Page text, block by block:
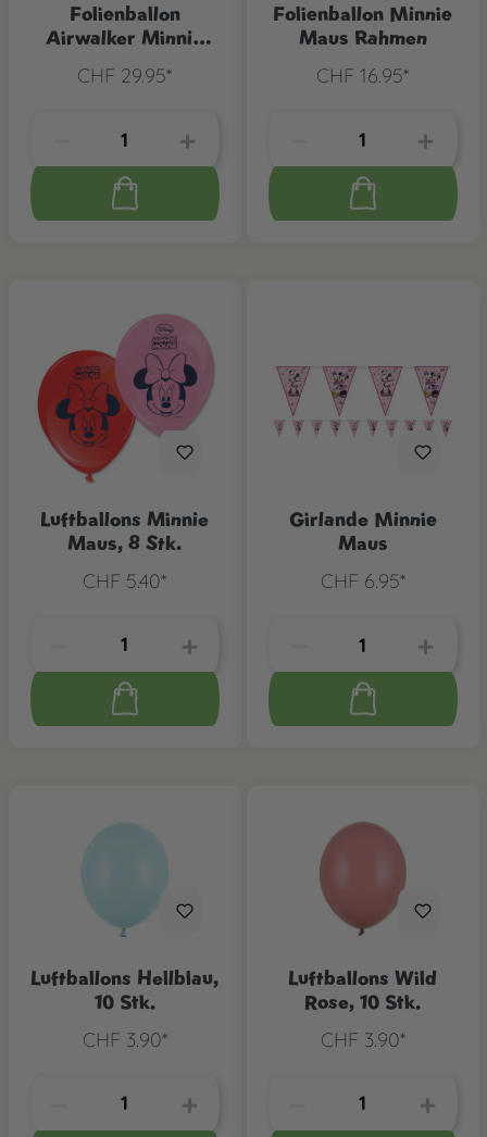
Folienballon
Airwalker Minnie
CHF 29.95*
Folienballon Minnie
Maus Rahmen
CHF 16.95*
Luftballons Minnie
Maus, 8 Stk.
CHF 5.40*
Girlande Minnie
Maus
CHF 6.95*
Luftballons Hellblau,
10 Stk.
CHF 3.90*
Luftballons Wild
Rose, 10 Stk.
CHF 3.90*